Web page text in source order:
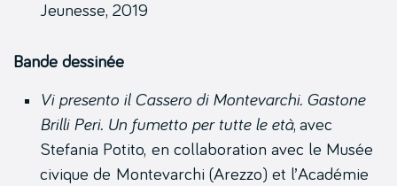
Jeunesse, 2019
Bande dessinée
Vi presento il Cassero di Montevarchi. Gastone
Brilli Peri. Un fumetto per tutte le età, avec
Stefania Potito, en collaboration avec le Musée
civique de Montevarchi (Arezzo) et l’Académie